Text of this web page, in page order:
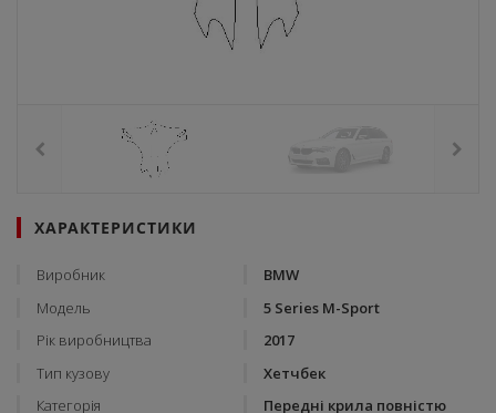
ХАРАКТЕРИСТИКИ
Виробник
BMW
Модель
5 Series M-Sport
Рік виробництва
2017
Тип кузову
Хетчбек
Категорія
Передні крила повністю